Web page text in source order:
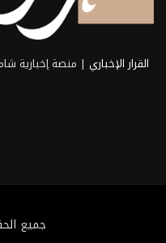
القرار الإخباري | منصة إخبارية
جميع